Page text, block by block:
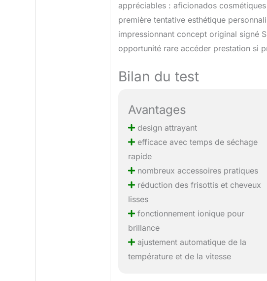
appréciables : aficionados
première tentative esthétique
impressionnant concept original signé
opportunité rare accéder prestation si
Bilan du test
Avantages
design attrayant
efficace avec temps de séchage
rapide
nombreux accessoires pratiques
réduction des frisottis et cheveux
lisses
fonctionnement ionique pour
brillance
ajustement automatique de la
température et de la vitesse